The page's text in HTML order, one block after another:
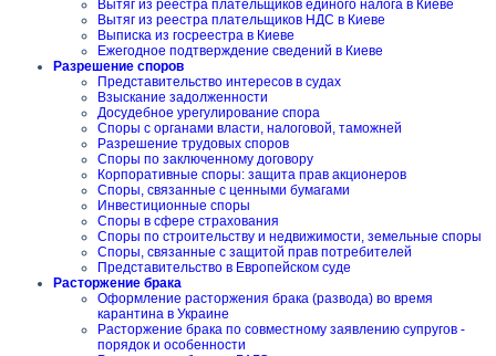
Вытяг из реестра плательщиков единого налога в Киеве
Вытяг из реестра плательщиков НДС в Киеве
Выписка из госреестра в Киеве
Ежегодное подтверждение сведений в Киеве
Разрешение споров
Представительство интересов в судах
Взыскание задолженности
Досудебное урегулирование спора
Споры с органами власти, налоговой, таможней
Разрешение трудовых споров
Споры по заключенному договору
Корпоративные споры: защита прав акционеров
Споры, связанные с ценными бумагами
Инвестиционные споры
Споры в сфере страхования
Споры по строительству и недвижимости, земельные споры
Споры, связанные с защитой прав потребителей
Представительство в Европейском суде
Расторжение брака
Оформление расторжения брака (развода) во время
карантина в Украине
Расторжение брака по совместному заявлению супругов -
порядок и особенности